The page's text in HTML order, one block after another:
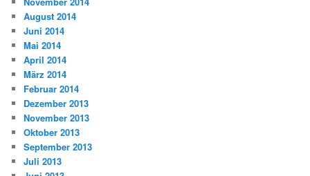
August 2014
Juni 2014
Mai 2014
April 2014
März 2014
Februar 2014
Dezember 2013
November 2013
Oktober 2013
September 2013
Juli 2013